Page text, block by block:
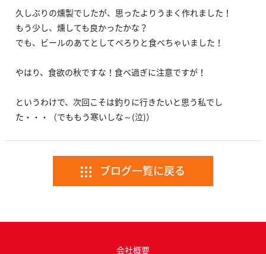
久しぶりの燻製でしたが、思ったよりうまく作れました！
もう少し、燻しても良かったかな？
でも、ビールのあてとしてぺろりと食べちゃいました！
やはり、食欲の秋ですな！食べ過ぎに注意ですが！
というわけで、次回こそは釣りに行きたいと思う私でし
た・・・（でももう寒いしな～(泣)）
ブログ一覧に戻る
会社概要